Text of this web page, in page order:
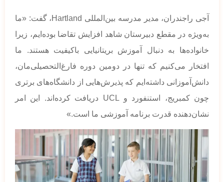
آجی راجندران، مدیر مدرسه بین‌المللی Hartland، گفت: «ما
به‌ویژه در مقطع دبیرستان شاهد افزایش تقاضا بوده‌ایم، زیرا
خانواده‌ها به دنبال آموزش بریتانیایی باکیفیت هستند. ما
افتخار می‌کنیم که تنها در دومین دوره فارغ‌التحصیلی‌مان،
دانش‌آموزانی داشته‌ایم که پذیرش‌هایی از دانشگاه‌های برتری
چون کمبریج، استنفورد و UCL دریافت کرده‌اند. این امر
نشان‌دهنده قدرت برنامه آموزشی ما است.»